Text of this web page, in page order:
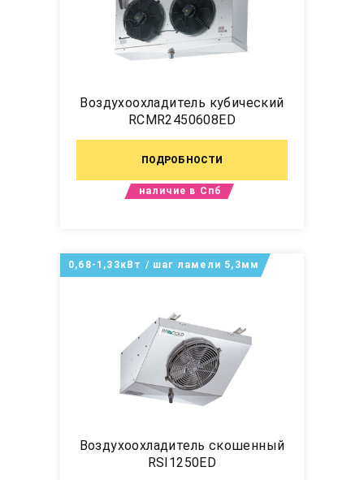
Воздухоохладитель кубический
RCMR2450608ED
ПОДРОБНОСТИ
наличие в Спб
Воздухоохладитель скошенный
RSI1250ED
0,68-1,33кВт / шаг ламели 5,3мм